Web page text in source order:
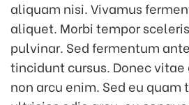
aliquam nisi. Vivamus
aliquet. Morbi tempor
pulvinar. Sed fermentum
tincidunt cursus. Donec
non arcu enim. Sed eu quam